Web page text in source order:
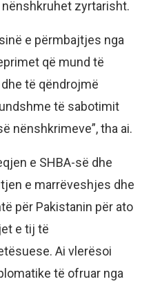
zyrtarisht.
e përmbajtjes nga
që mund të
të qëndrojmë
të sabotimit
nënshkrimeve”, tha ai.
e SHBA-së dhe
e marrëveshjes dhe
për Pakistanin për ato
e tij të
Ai vlerësoi
të ofruar nga